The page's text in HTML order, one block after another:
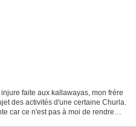
faite aux kallawayas, mon frère
des activités d'une certaine Churla.
car ce n'est pas à moi de rendre